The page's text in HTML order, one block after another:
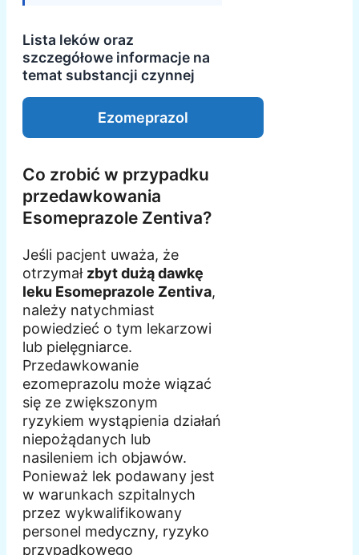
Lista leków oraz
szczegółowe informacje na
temat substancji czynnej
Ezomeprazol
Co zrobić w przypadku
przedawkowania
Esomeprazole Zentiva?
Jeśli pacjent uważa, że
otrzymał zbyt dużą dawkę
leku Esomeprazole Zentiva,
należy natychmiast
powiedzieć o tym lekarzowi
lub pielęgniarce.
Przedawkowanie
ezomeprazolu może wiązać
się ze zwiększonym
ryzykiem wystąpienia działań
niepożądanych lub
nasileniem ich objawów.
Ponieważ lek podawany jest
w warunkach szpitalnych
przez wykwalifikowany
personel medyczny, ryzyko
przypadkowego